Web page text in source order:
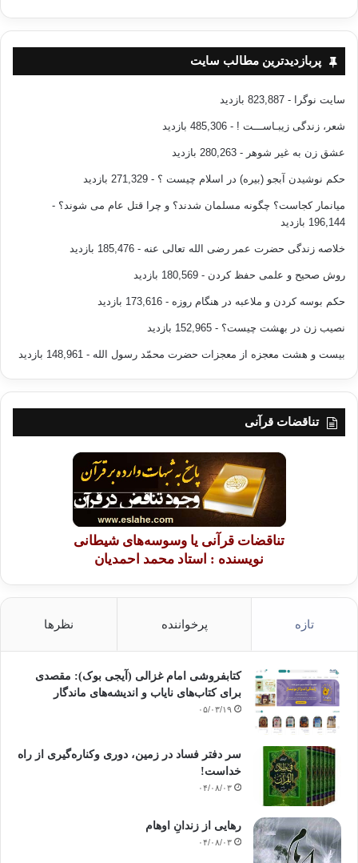
پربازدیدترین مطالب سایت
سایت نوگرا - 823,887 بازدید
شعر، زندگی زیبـاســـت ! - 485,306 بازدید
عشق زن به غیر شوهر - 280,263 بازدید
حکم نوشیدن آبجو (بیره) در اسلام چیست ؟ - 271,329 بازدید
میانمار کجاست؟ چگونه مسلمان شدند؟ و چرا قتل عام می شوند؟ -
196,144 بازدید
خلاصه زندگی حضرت عمر رضی الله تعالی عنه - 185,476 بازدید
روش صحیح و علمی حفظ کردن - 180,569 بازدید
حکم بوسه کردن و ملاعبه در هنگام روزه - 173,616 بازدید
نصیب زن در بهشت چیست؟ - 152,965 بازدید
بیست و هشت معجزه از معجزات حضرت محمّد رسول الله - 148,961 بازدید
تناقضات قرآنی
تناقضات قرآنی یا وسوسه‌های شیطانی
نویسنده : استاد محمد احمدیان
تازه پرخواننده نظرها
کتابفروشی امام غزالی (آیجی بوک): مقصدی
برای کتاب‌های نایاب و اندیشه‌های ماندگار
۰۵/۰۳/۱۹
سر دفتر فساد در زمین‌، دوری وکناره‌گیری از راه
خداست‌!
۰۴/۰۸/۰۳
رهایی از زندانِ اوهام
۰۴/۰۸/۰۳